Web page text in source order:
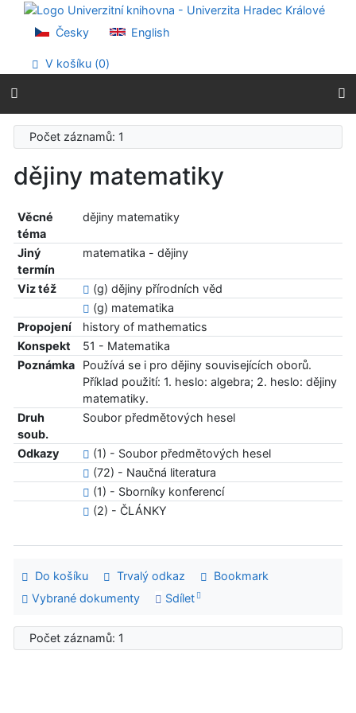
Přejít na obsah
Přejít na menu
Prohlášení o webové přístupnosti
Česky English
V košíku (0)
Počet záznamů: 1
dějiny matematiky
Věcné
téma
dějiny matematiky
Jiný
termín
matematika - dějiny
Viz též
(g) dějiny přírodních věd
(g) matematika
Propojení
history of mathematics
Konspekt
51 - Matematika
Poznámka
Používá se i pro dějiny souvisejících oborů.
Příklad použití: 1. heslo: algebra; 2. heslo: dějiny
matematiky.
Druh
soub.
Soubor předmětových hesel
Odkazy
(1) - Soubor předmětových hesel
(72) - Naučná literatura
(1) - Sborníky konferencí
(2) - ČLÁNKY
Do košíku Trvalý odkaz
Bookmark
Vybrané dokumenty
Sdílet
Počet záznamů: 1